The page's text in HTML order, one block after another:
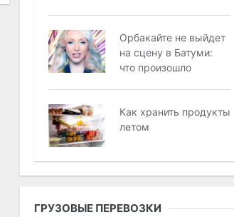
Орбакайте не выйдет
на сцену в Батуми:
что произошло
Как хранить продукты
летом
ГРУЗОВЫЕ ПЕРЕВОЗКИ